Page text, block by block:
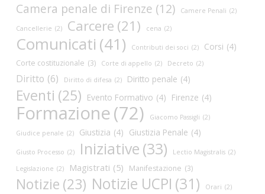
Camera penale di Firenze (12) Camere Penali (2)
Cancellerie (2) Carcere (21) cena (2)
Comunicati (41) Contributi dei soci (2) Corsi (4)
Corte costituzionale (3) Corte di appello (2) Decreto (2)
Diritto (6) Diritto di difesa (2) Diritto penale (4)
Eventi (25) Evento Formativo (4) Firenze (4)
Formazione(72) Giacomo Passigli (2)
Giudice penale (2) Giustizia (4) Giustizia Penale (4)
Giusto Processo (2) Iniziative (33) Lectio Magistralis (2)
Legislazione (2) Magistrati (5) Manifestazione (3)
Notizie (23) Notizie UCPI (31) Orari (2)